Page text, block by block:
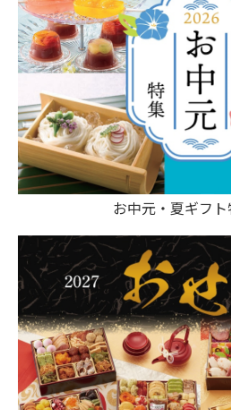
お中元・夏ギフ